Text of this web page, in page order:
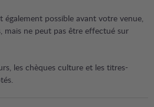
également possible avant votre venue,
mais ne peut pas être effectué sur
les chèques culture et les titres-